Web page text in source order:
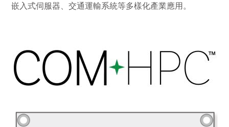
嵌入式伺服器、交通運輸系統等多樣化產業應用。